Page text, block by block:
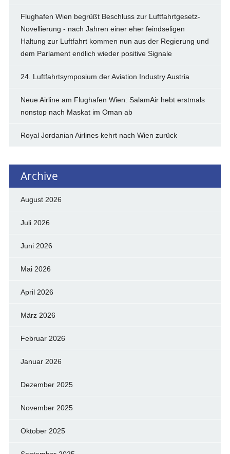
Flughafen Wien begrüßt Beschluss zur Luftfahrtgesetz-
Novellierung - nach Jahren einer eher feindseligen
Haltung zur Luftfahrt kommen nun aus der Regierung und
dem Parlament endlich wieder positive Signale
24. Luftfahrtsymposium der Aviation Industry Austria
Neue Airline am Flughafen Wien: SalamAir hebt erstmals
nonstop nach Maskat im Oman ab
Royal Jordanian Airlines kehrt nach Wien zurück
Archive
August 2026
Juli 2026
Juni 2026
Mai 2026
April 2026
März 2026
Februar 2026
Januar 2026
Dezember 2025
November 2025
Oktober 2025